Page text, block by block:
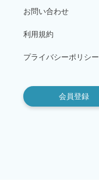
お問い合わせ
利用規約
プライバシーポリシー
会員登録